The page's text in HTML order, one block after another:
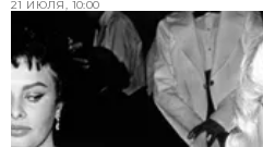
21 ИЮЛЯ, 10:00